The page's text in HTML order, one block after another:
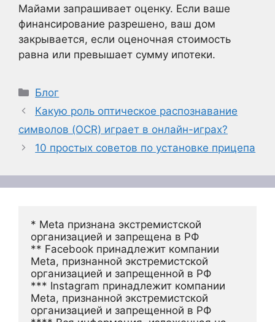
Майами запрашивает оценку. Если ваше
финансирование разрешено, ваш дом
закрывается, если оценочная стоимость
равна или превышает сумму ипотеки.
Рубрики
Блог
Какую роль оптическое распознавание
символов (OCR) играет в онлайн-играх?
10 простых советов по установке прицепа
* Meta признана экстремистской
организацией и запрещена в РФ
** Facebook принадлежит компании
Meta, признанной экстремистской
организацией и запрещенной в РФ
*** Instagram принадлежит компании
Meta, признанной экстремистской
организацией и запрещенной в РФ